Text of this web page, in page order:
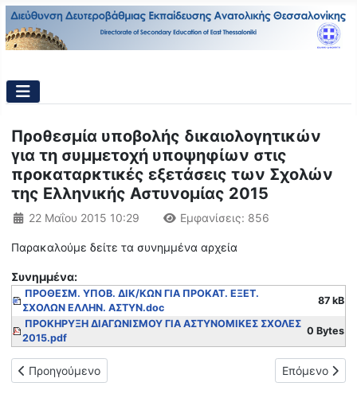
Προθεσμία υποβολής δικαιολογητικών
για τη συμμετοχή υποψηφίων στις
προκαταρκτικές εξετάσεις των Σχολών
της Ελληνικής Αστυνομίας 2015
Λεπτομέρειες
22 Μαΐου 2015 10:29 Εμφανίσεις: 856
Παρακαλούμε δείτε τα συνημμένα αρχεία
Συνημμένα:
ΠΡΟΘΕΣΜ. ΥΠΟΒ. ΔΙΚ/ΚΩΝ ΓΙΑ ΠΡΟΚΑΤ. ΕΞΕΤ.
ΣΧΟΛΩΝ ΕΛΛΗΝ. ΑΣΤΥΝ.doc
87 kB
ΠΡΟΚΗΡΥΞΗ ΔΙΑΓΩΝΙΣΜΟΥ ΓΙΑ ΑΣΤΥΝΟΜΙΚΕΣ ΣΧΟΛΕΣ
2015.pdf
0 Bytes
Προηγούμενο άρθρο: ΕΓΚΥΚΛΙΟΣ, ΔΕΛΤΙΟ ΤΥΠΟΥ &
Προηγούμενο Επόμενο
Επόμενο